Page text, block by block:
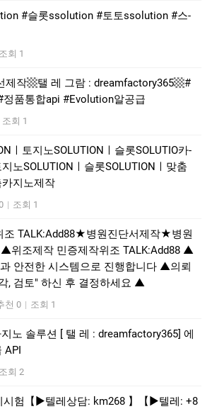
#슬­롯ssolution #토토ssolution #스­
조회 1
제작▩탤 레 그람 : dreamfactory365▩#
품통합api #Evolution알공급
조회 1
ㅣ토지노SOLUTIONㅣ슬롯SOLUTIO카­
노SOLUTIONㅣ슬롯SOLUTIONㅣ맞춤
지노제작
| 조회 1
TALK:Add88★병원진단서제작★병원
위조제작 민증제작위조 TALK:Add88 ▲
안전한 시스템으로 진행합니다 ▲의뢰
, 검토" 하신 후 결정하세요 ▲
천 0 | 조회 1
노 솔­루션 [ 탤 레 : dreamfactory365] 에
API
조회 2
시험【▶텔레상담: km268 】【▶텔레: +8